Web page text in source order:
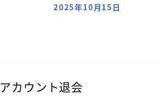
2025年10月15日
アカウント退会